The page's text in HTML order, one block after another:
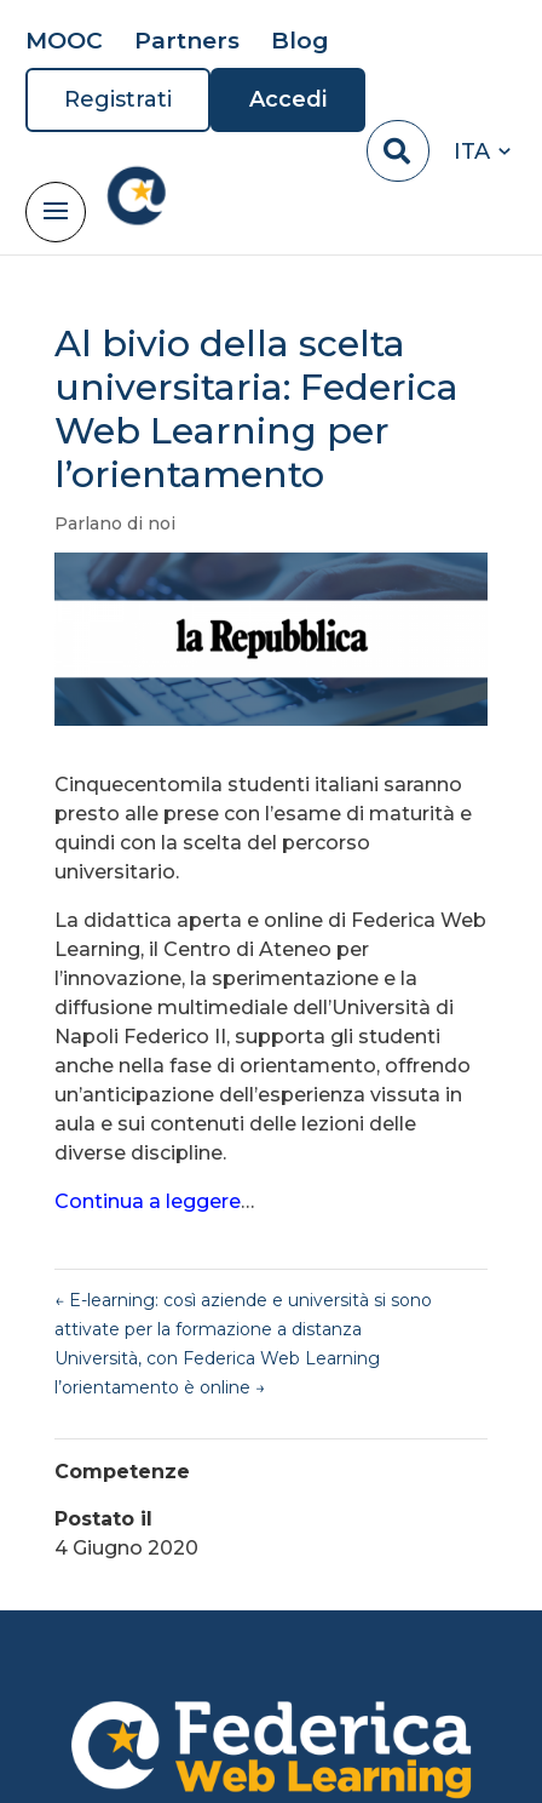
MOOC Partners Blog
Registrati
Accedi
ITA
Al bivio della scelta
universitaria: Federica
Web Learning per
l’orientamento
Parlano di noi
Cinquecentomila studenti italiani saranno
presto alle prese con l’esame di maturità e
quindi con la scelta del percorso
universitario.
La didattica aperta e online di Federica Web
Learning, il Centro di Ateneo per
l’innovazione, la sperimentazione e la
diffusione multimediale dell’Università di
Napoli Federico II, supporta gli studenti
anche nella fase di orientamento, offrendo
un’anticipazione dell’esperienza vissuta in
aula e sui contenuti delle lezioni delle
diverse discipline.
Continua a leggere…
←E-learning: così aziende e università si sono
attivate per la formazione a distanza
Università, con Federica Web Learning
l’orientamento è online →
Competenze
Postato il
4 Giugno 2020